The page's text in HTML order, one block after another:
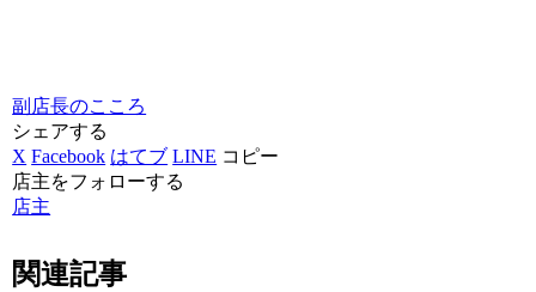
副店長のこころ
シェアする
X Facebook はてブ LINE コピー
店主をフォローする
店主
関連記事